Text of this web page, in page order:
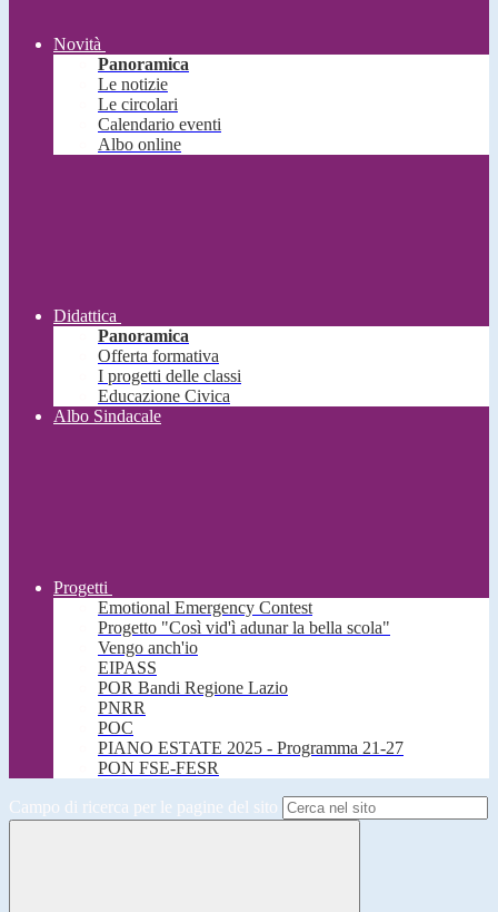
Novità
Panoramica
Le notizie
Le circolari
Calendario eventi
Albo online
Didattica
Panoramica
Offerta formativa
I progetti delle classi
Educazione Civica
Albo Sindacale
Progetti
Emotional Emergency Contest
Progetto "Così vid'ì adunar la bella scola"
Vengo anch'io
EIPASS
POR Bandi Regione Lazio
PNRR
POC
PIANO ESTATE 2025 - Programma 21-27
PON FSE-FESR
Campo di ricerca per le pagine del sito